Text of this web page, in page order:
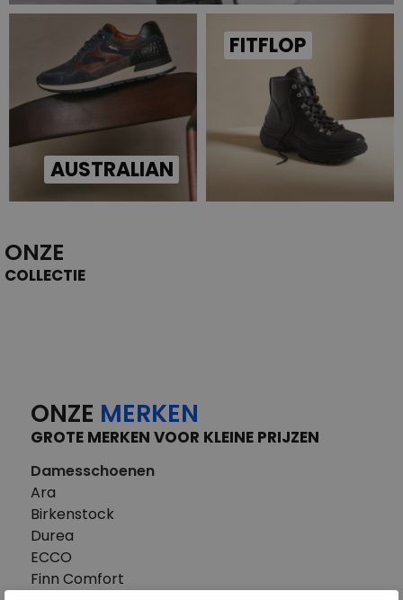
AUSTRALIAN
FITFLOP
ONZE
COLLECTIE
ONZE MERKEN
GROTE MERKEN VOOR KLEINE PRIJZEN
Damesschoenen
Ara
Birkenstock
Durea
ECCO
Finn Comfort